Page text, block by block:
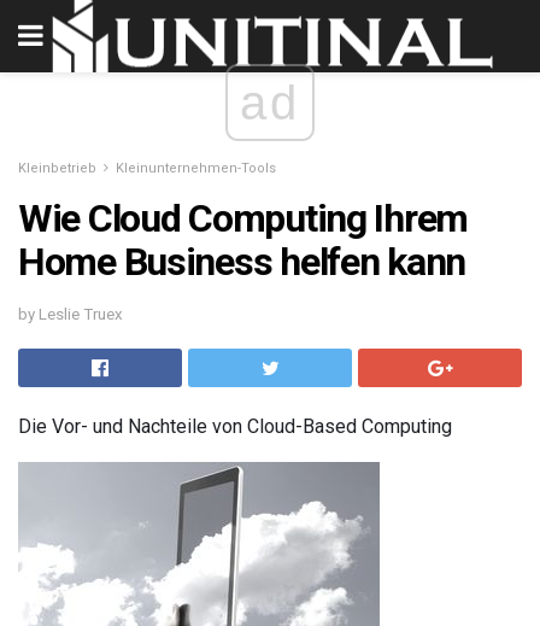
ad
Kleinbetrieb Kleinunternehmen-Tools
Wie Cloud Computing Ihrem
Home Business helfen kann
by Leslie Truex
Die Vor- und Nachteile von Cloud-Based Computing